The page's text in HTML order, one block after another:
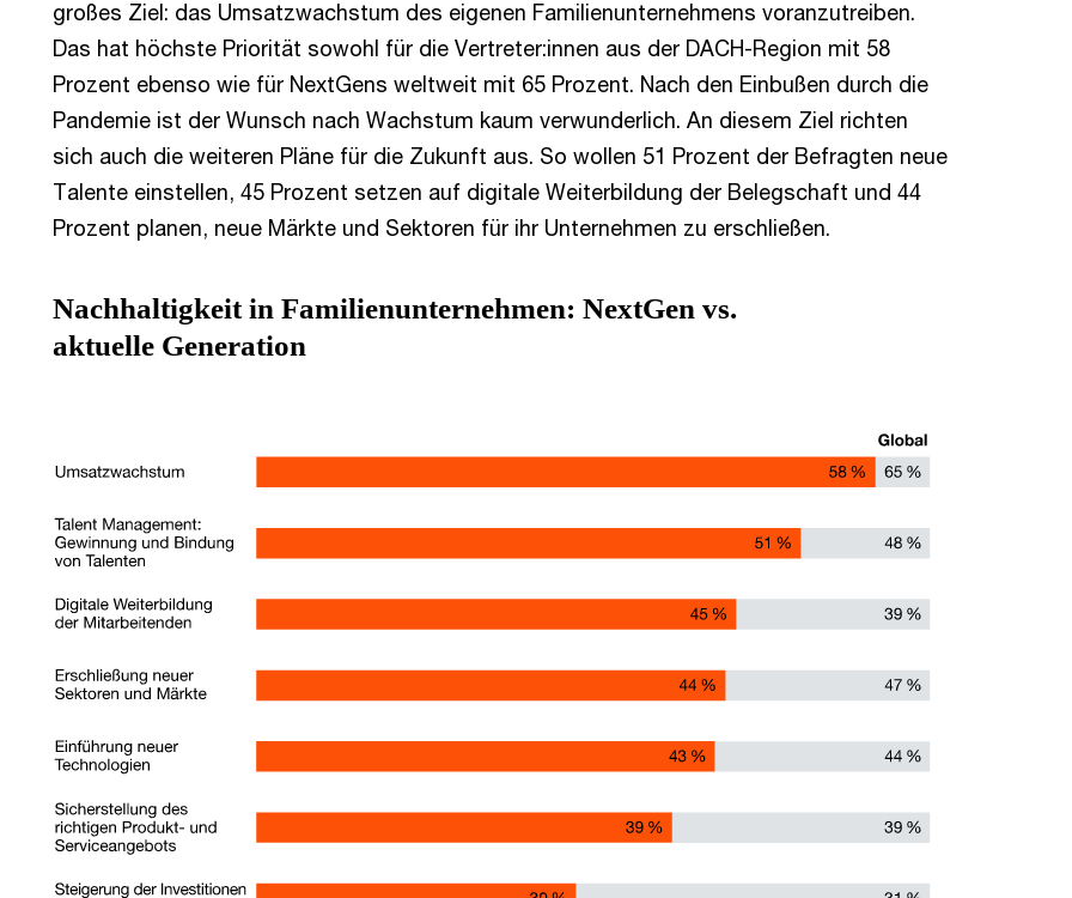
großes Ziel: das Umsatzwachstum des eigenen Familienunternehmens voranzutreiben.
Das hat höchste Priorität sowohl für die Vertreter:innen aus der DACH-Region mit 58
Prozent ebenso wie für NextGens weltweit mit 65 Prozent. Nach den Einbußen durch die
Pandemie ist der Wunsch nach Wachstum kaum verwunderlich. An diesem Ziel richten
sich auch die weiteren Pläne für die Zukunft aus. So wollen 51 Prozent der Befragten neue
Talente einstellen, 45 Prozent setzen auf digitale Weiterbildung der Belegschaft und 44
Prozent planen, neue Märkte und Sektoren für ihr Unternehmen zu erschließen.